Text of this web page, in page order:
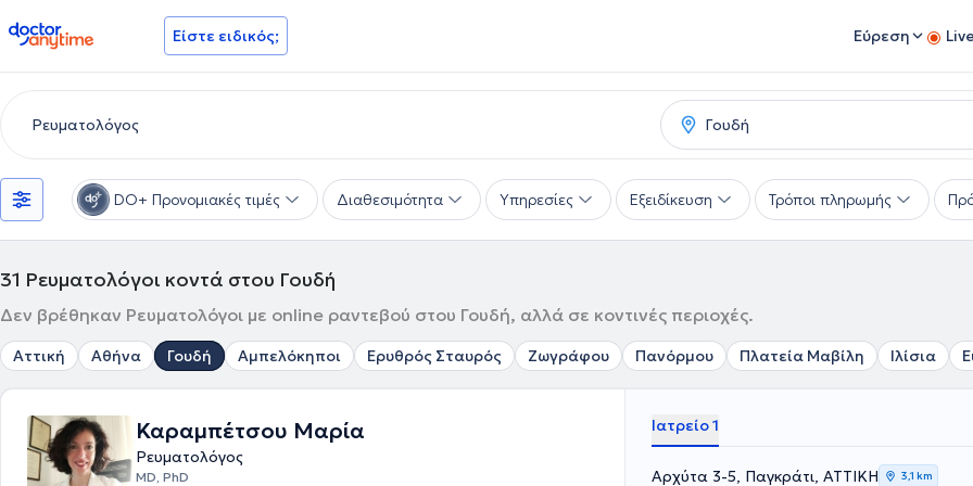
doctoranytime Είστε ειδικός; Εύρεση
DO+ Προνομιακές τιμές Διαθεσιμότητα Υπηρεσίες Εξειδίκευση Τρόποι πληρωμής
31 Ρευματολόγοι κοντά στου Γουδή
Δεν βρέθηκαν Ρευματολόγοι με online ραντεβού στου Γουδή, αλλά σε κοντινές περιοχές.
Αττική Αθήνα Γουδή Αμπελόκηποι Ερυθρός Σταυρός Ζωγράφου Πανόρμου Πλατεία Μαβίλη Ιλίσια
Καραμπέτσου Μαρία
Ρευματολόγος
MD, PhD
Ιατρείο 1
Αρχύτα 3-5, Παγκράτι, ΑΤΤΙΚΗ 3,1 km